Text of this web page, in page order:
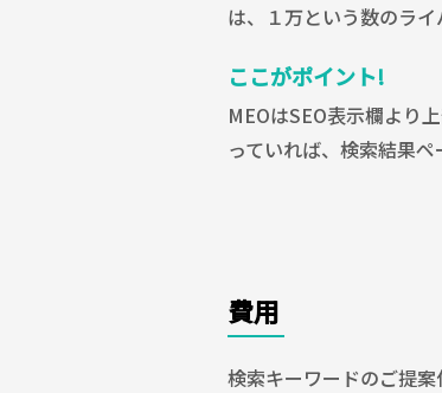
は、１万という数のライ
ここがポイント!
MEOはSEO表示欄より
っていれば、検索結果ペ
費用
検索キーワードのご提案